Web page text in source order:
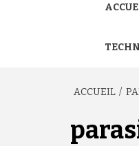
ACCUEIL